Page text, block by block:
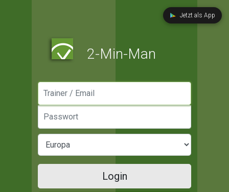
Jetzt als App
2-Min-Man
Login